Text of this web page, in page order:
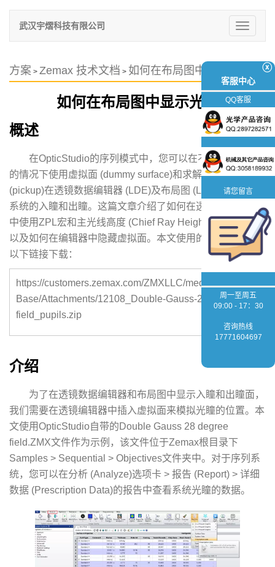
切
换
武汉宇熠科技有限公司
方案 > Zemax 技术文档 > 如何在布局图中显示光瞳
如何在布局图中显示光瞳
概述
在OpticStudio的序列模式中，您可以在不影响其他面
的情况下使用虚拟面 (dummy surface)和求解类型：拾取
(pickup)在透镜数据编辑器 (LDE)及布局图 (Layout)中显示
系统的入瞳和出瞳。这篇文章介绍了如何在透镜数据编辑器
中使用ZPL宏和主光线高度 (Chief Ray Height)求解厚度，
以及如何在编辑器中隐藏虚拟面。本文使用的示例文件请从
以下链接下载：
https://customers.zemax.com/ZMXLLC/media/Knowledge-
Base/Attachments/12108_Double-Gauss-28-degree-
field_pupils.zip
介绍
为了在透镜数据编辑器和布局图中显示入瞳和出瞳面，
我们需要在透镜编辑器中插入虚拟面来模拟光瞳的位置。本
文使用OpticStudio自带的Double Gauss 28 degree
field.ZMX文件作为示例，该文件位于Zemax根目录下
Samples > Sequential > Objectives文件夹中。对于序列系
统，您可以在分析 (Analyze)选项卡 > 报告 (Report) > 详细
数据 (Prescription Data)的报告中查看系统光瞳的数据。
ⓧ
客服中心
QQ客服
请您留言
周一至周五
09:00 - 17：30
咨询热线
17771604697